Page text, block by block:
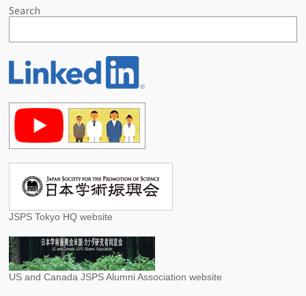
Search
JSPS Tokyo HQ website
US and Canada JSPS Alumni Association website